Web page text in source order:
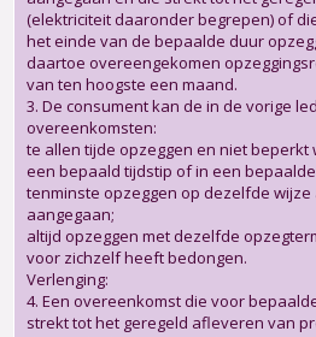
(elektriciteit daaronder begrepen) of
het einde van de bepaalde duur
daartoe overeengekomen
van ten hoogste een maand.
3. De consument kan de in de vorige
overeenkomsten:
te allen tijde opzeggen en niet beperkt
een bepaald tijdstip of in een
tenminste opzeggen op dezelfde wijze
aangegaan;
altijd opzeggen met dezelfde
voor zichzelf heeft bedongen.
Verlenging:
4. Een overeenkomst die voor
strekt tot het geregeld afleveren van